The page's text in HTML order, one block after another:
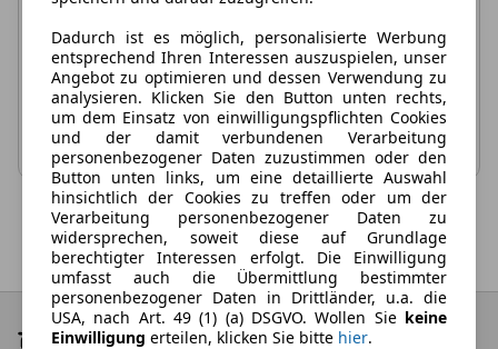
gleichzeitig zurück.
Filterauswahl zurücksetzen
Dadurch ist es möglich, personalisierte Werbung
entsprechend Ihren Interessen auszuspielen, unser
Angebot zu optimieren und dessen Verwendung zu
analysieren. Klicken Sie den Button unten rechts,
um dem Einsatz von einwilligungspflichten Cookies
und der damit verbundenen Verarbeitung
personenbezogener Daten zuzustimmen oder den
Button unten links, um eine detaillierte Auswahl
hinsichtlich der Cookies zu treffen oder um der
Verarbeitung personenbezogener Daten zu
widersprechen, soweit diese auf Grundlage
berechtigter Interessen erfolgt. Die Einwilligung
umfasst auch die Übermittlung bestimmter
personenbezogener Daten in Drittländer, u.a. die
USA, nach Art. 49 (1) (a) DSGVO. Wollen Sie keine
Einwilligung erteilen, klicken Sie bitte hier.